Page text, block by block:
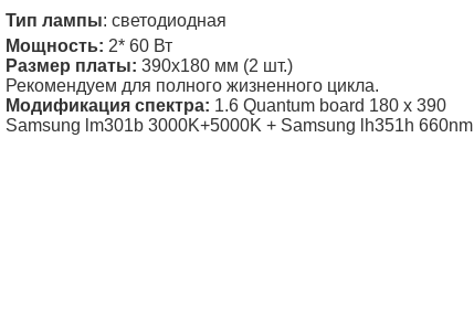
Тип лампы: светодиодная
Мощность: 2* 60 Вт
Размер платы: 390х180 мм (2 шт.)
Рекомендуем для полного жизненного цикла.
Модификация спектра: 1.6 Quantum board 180 х 390
Samsung lm301b 3000K+5000K + Samsung lh351h 660nm